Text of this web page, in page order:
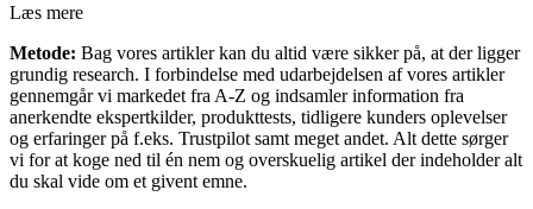
Læs mere
Metode: Bag vores artikler kan du altid være sikker på, at der ligger
grundig research. I forbindelse med udarbejdelsen af vores artikler
gennemgår vi markedet fra A-Z og indsamler information fra
anerkendte ekspertkilder, produkttests, tidligere kunders oplevelser
og erfaringer på f.eks. Trustpilot samt meget andet. Alt dette sørger
vi for at koge ned til én nem og overskuelig artikel der indeholder alt
du skal vide om et givent emne.